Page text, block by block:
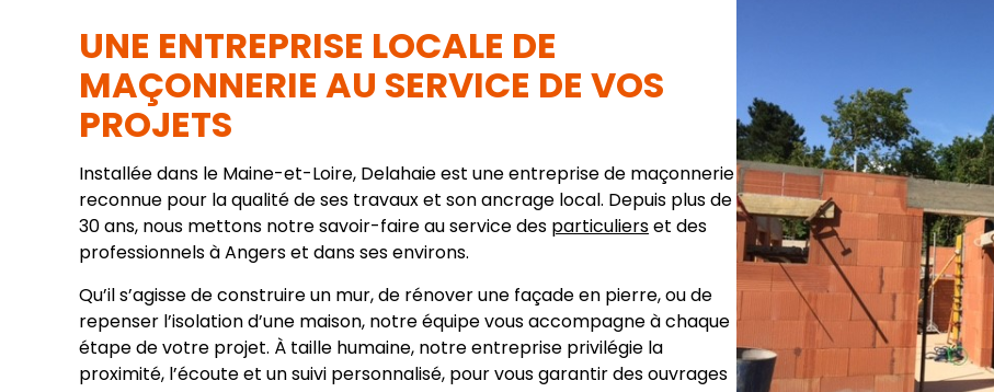
UNE ENTREPRISE LOCALE DE
MAÇONNERIE AU SERVICE DE VOS
PROJETS
Installée dans le Maine-et-Loire, Delahaie est une entreprise de maçonnerie
reconnue pour la qualité de ses travaux et son ancrage local. Depuis plus de
30 ans, nous mettons notre savoir-faire au service des particulierset des
professionnels à Angers et dans ses environs.
Qu’il s’agisse de construire un mur, de rénover une façade en pierre, ou de
repenser l’isolation d’une maison, notre équipe vous accompagne à chaque
étape de votre projet. À taille humaine, notre entreprise privilégie la
proximité, l’écoute et un suivi personnalisé, pour vous garantir des ouvrages